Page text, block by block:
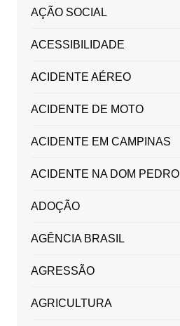
AÇÃO SOCIAL
ACESSIBILIDADE
ACIDENTE AÉREO
ACIDENTE DE MOTO
ACIDENTE EM CAMPINAS
ACIDENTE NA DOM PEDRO
ADOÇÃO
AGÊNCIA BRASIL
AGRESSÃO
AGRICULTURA